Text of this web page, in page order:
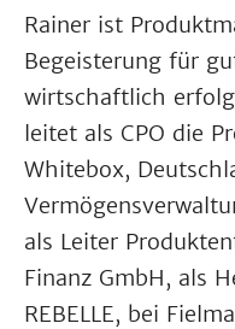
Rainer ist
Begeisterung für
wirtschaftlich
leitet als CPO die
Whitebox,
als Leiter
Finanz GmbH, als
REBELLE, bei